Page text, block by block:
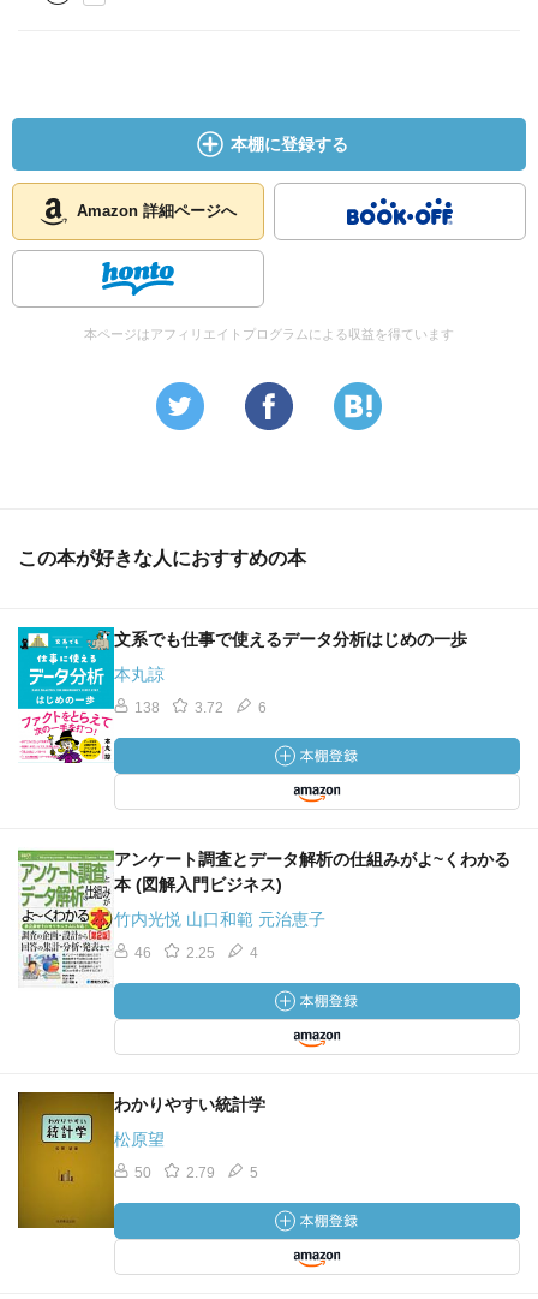
本棚に登録する
Amazon 詳細ページへ
本ページはアフィリエイトプログラムによる収益を得ています
この本が好きな人におすすめの本
文系でも仕事で使えるデータ分析はじめの一歩
本丸諒
138 3.72 6
アンケート調査とデータ解析の仕組みがよ~くわかる
本 (図解入門ビジネス)
竹内光悦 山口和範 元治恵子
46 2.25 4
わかりやすい統計学
松原望
50 2.79 5